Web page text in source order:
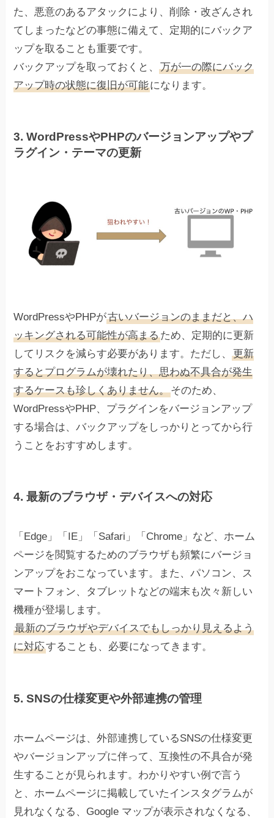
た、悪意のあるアタックにより、削除・改ざんされ
てしまったなどの事態に備えて、定期的にバックア
ップを取ることも重要です。
バックアップを取っておくと、万が一の際にバック
アップ時の状態に復旧が可能になります。
3.WordPressやPHPのバージョンアップやプ
ラグイン・テーマの更新
WordPressやPHPが古いバージョンのままだと、ハ
ッキングされる可能性が高まるため、定期的に更新
してリスクを減らす必要があります。ただし、更新
するとプログラムが壊れたり、思わぬ不具合が発生
するケースも珍しくありません。そのため、
WordPressやPHP、プラグインをバージョンアップ
する場合は、バックアップをしっかりとってから行
うことをおすすめします。
4. 最新のブラウザ・デバイスへの対応
「Edge」「IE」「Safari」「Chrome」など、ホーム
ページを閲覧するためのブラウザも頻繁にバージョ
ンアップをおこなっています。また、パソコン、ス
マートフォン、タブレットなどの端末も次々新しい
機種が登場します。
最新のブラウザやデバイスでもしっかり見えるよう
に対応することも、必要になってきます。
5.SNSの仕様変更や外部連携の管理
ホームページは、外部連携しているSNSの仕様変更
やバージョンアップに伴って、互換性の不具合が発
生することが見られます。わかりやすい例で言う
と、ホームページに掲載していたインスタグラムが
見れなくなる、Google マップが表示されなくなる、